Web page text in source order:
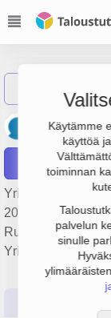
Käytämme
käyttöä
toiminnan
palvelun
sinulle
Raportit
Yrityksen Aleksin
209 000 € ja
Ruokaravintolat,
Yrityksen